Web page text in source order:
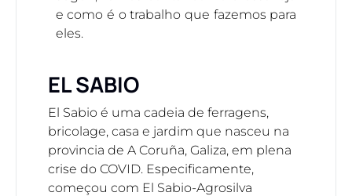
e como é o trabalho que fazemos para
eles.
EL SABIO
El Sabio é uma cadeia de ferragens,
bricolage, casa e jardim que nasceu na
provincia de A Coruña, Galiza, em plena
crise do COVID. Especificamente,
começou com El Sabio-Agrosilva